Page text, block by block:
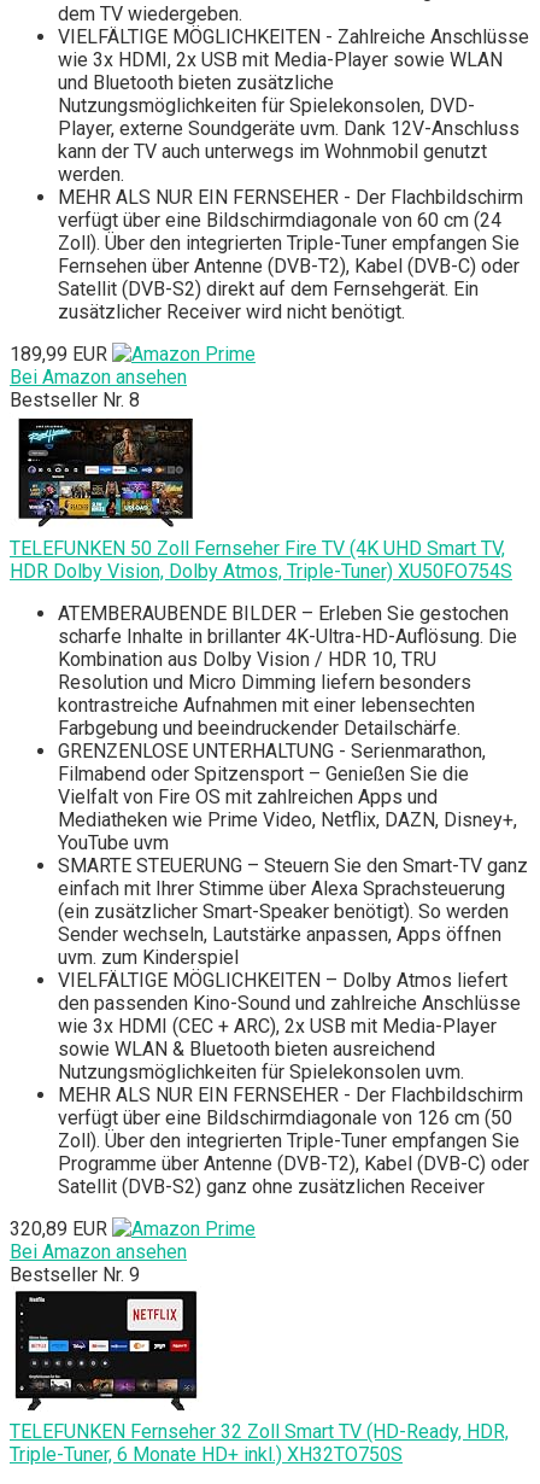
dem TV wiedergeben.
VIELFÄLTIGE MÖGLICHKEITEN - Zahlreiche Anschlüsse
wie 3x HDMI, 2x USB mit Media-Player sowie WLAN
und Bluetooth bieten zusätzliche
Nutzungsmöglichkeiten für Spielekonsolen, DVD-
Player, externe Soundgeräte uvm. Dank 12V-Anschluss
kann der TV auch unterwegs im Wohnmobil genutzt
werden.
MEHR ALS NUR EIN FERNSEHER - Der Flachbildschirm
verfügt über eine Bildschirmdiagonale von 60 cm (24
Zoll). Über den integrierten Triple-Tuner empfangen Sie
Fernsehen über Antenne (DVB-T2), Kabel (DVB-C) oder
Satellit (DVB-S2) direkt auf dem Fernsehgerät. Ein
zusätzlicher Receiver wird nicht benötigt.
189,99 EUR
Bei Amazon ansehen
Bestseller Nr. 8
TELEFUNKEN 50 Zoll Fernseher Fire TV (4K UHD Smart TV,
HDR Dolby Vision, Dolby Atmos, Triple-Tuner) XU50FO754S
ATEMBERAUBENDE BILDER – Erleben Sie gestochen
scharfe Inhalte in brillanter 4K-Ultra-HD-Auflösung. Die
Kombination aus Dolby Vision / HDR 10, TRU
Resolution und Micro Dimming liefern besonders
kontrastreiche Aufnahmen mit einer lebensechten
Farbgebung und beeindruckender Detailschärfe.
GRENZENLOSE UNTERHALTUNG - Serienmarathon,
Filmabend oder Spitzensport – Genießen Sie die
Vielfalt von Fire OS mit zahlreichen Apps und
Mediatheken wie Prime Video, Netflix, DAZN, Disney+,
YouTube uvm
SMARTE STEUERUNG – Steuern Sie den Smart-TV ganz
einfach mit Ihrer Stimme über Alexa Sprachsteuerung
(ein zusätzlicher Smart-Speaker benötigt). So werden
Sender wechseln, Lautstärke anpassen, Apps öffnen
uvm. zum Kinderspiel
VIELFÄLTIGE MÖGLICHKEITEN – Dolby Atmos liefert
den passenden Kino-Sound und zahlreiche Anschlüsse
wie 3x HDMI (CEC + ARC), 2x USB mit Media-Player
sowie WLAN & Bluetooth bieten ausreichend
Nutzungsmöglichkeiten für Spielekonsolen uvm.
MEHR ALS NUR EIN FERNSEHER - Der Flachbildschirm
verfügt über eine Bildschirmdiagonale von 126 cm (50
Zoll). Über den integrierten Triple-Tuner empfangen Sie
Programme über Antenne (DVB-T2), Kabel (DVB-C) oder
Satellit (DVB-S2) ganz ohne zusätzlichen Receiver
320,89 EUR
Bei Amazon ansehen
Bestseller Nr. 9
TELEFUNKEN Fernseher 32 Zoll Smart TV (HD-Ready, HDR,
Triple-Tuner, 6 Monate HD+ inkl.) XH32TO750S